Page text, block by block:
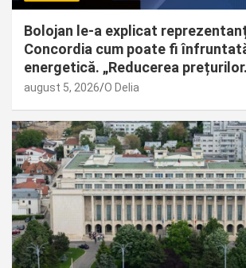
Bolojan le-a explicat
Concordia cum poate fi
energetică. „Reducerea
august 5, 2026 O Delia